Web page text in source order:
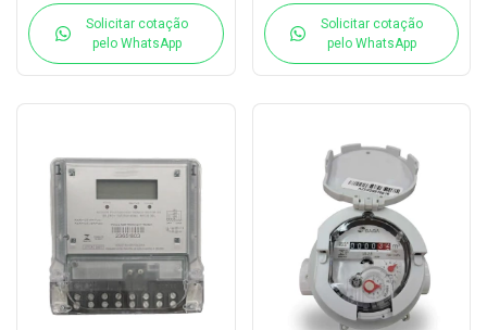
Solicitar cotação
pelo WhatsApp
Solicitar cotação
pelo WhatsApp